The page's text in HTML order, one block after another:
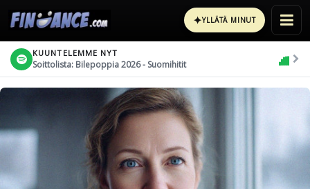
✦YLLÄTÄ MINUT
KUUNTELEMME NYT
Soittolista: Bilepoppia 2026 - Suomihitit